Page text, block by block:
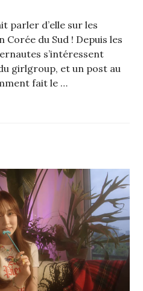
parler d’elle sur les
du Sud ! Depuis les
s’intéressent
girlgroup, et un post au
fait le …
de Haewon (NMIXX)